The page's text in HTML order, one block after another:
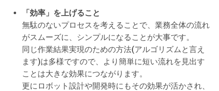
「効率」を上げること
無駄のないプロセスを考えることで、業務全体の流れ
がスムーズに、シンプルになることが大事です。
同じ作業結果実現のための方法(アルゴリズムと言え
ます)は多様ですので、より簡単に短い流れを見出す
ことは大きな効果につながります。
更にロボット設計や開発時にもその効果が活かされ、